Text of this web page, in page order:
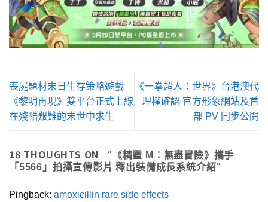
喪屍題材末日生存策略遊戲
《黎明再現》雙平台正式上線
在殘酷艱難的末世中求生
《一拳超人：世界》台港澳代
理權確認 官方形象網站及首
部 PV 同步公開
18 THOUGHTS ON “ 《精靈 M：無盡冒險》攜手
「5566」拍攝宣傳影片 釋出裝備成長系統介紹”
Pingback: amoxicillin rare side effects